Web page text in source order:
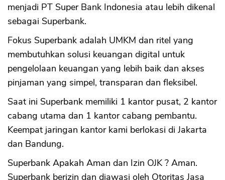
menjadi PT Super Bank Indonesia atau lebih dikenal
sebagai Superbank.
Fokus Superbank adalah UMKM dan ritel yang
membutuhkan solusi keuangan digital untuk
pengelolaan keuangan yang lebih baik dan akses
pinjaman yang simpel, transparan dan fleksibel.
Saat ini Superbank memiliki 1 kantor pusat, 2 kantor
cabang utama dan 1 kantor cabang pembantu.
Keempat jaringan kantor kami berlokasi di Jakarta
dan Bandung.
Superbank Apakah Aman dan Izin OJK ? Aman.
Superbank berizin dan diawasi oleh Otoritas Jasa